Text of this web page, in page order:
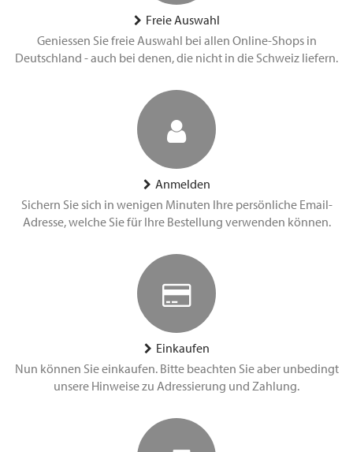
Freie Auswahl
Geniessen Sie freie Auswahl bei allen Online-Shops in
Deutschland - auch bei denen, die nicht in die Schweiz liefern.
Anmelden
Sichern Sie sich in wenigen Minuten Ihre persönliche Email-
Adresse, welche Sie für Ihre Bestellung verwenden können.
Einkaufen
Nun können Sie einkaufen. Bitte beachten Sie aber unbedingt
unsere Hinweise zu Adressierung und Zahlung.